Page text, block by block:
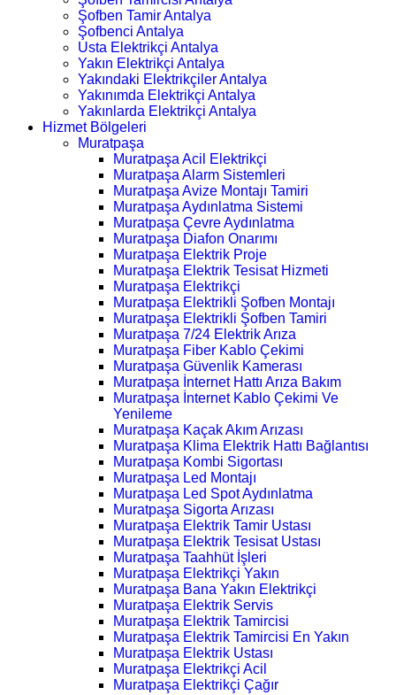
Şofben Tamir Antalya
Şofbenci Antalya
Usta Elektrikçi Antalya
Yakın Elektrikçi Antalya
Yakındaki Elektrikçiler Antalya
Yakınımda Elektrikçi Antalya
Yakınlarda Elektrikçi Antalya
Hizmet Bölgeleri
Muratpaşa
Muratpaşa Acil Elektrikçi
Muratpaşa Alarm Sistemleri
Muratpaşa Avize Montajı Tamiri
Muratpaşa Aydınlatma Sistemi
Muratpaşa Çevre Aydınlatma
Muratpaşa Diafon Onarımı
Muratpaşa Elektrik Proje
Muratpaşa Elektrik Tesisat Hizmeti
Muratpaşa Elektrikçi
Muratpaşa Elektrikli Şofben Montajı
Muratpaşa Elektrikli Şofben Tamiri
Muratpaşa 7/24 Elektrik Arıza
Muratpaşa Fiber Kablo Çekimi
Muratpaşa Güvenlik Kamerası
Muratpaşa İnternet Hattı Arıza Bakım
Muratpaşa İnternet Kablo Çekimi Ve
Yenileme
Muratpaşa Kaçak Akım Arızası
Muratpaşa Klima Elektrik Hattı Bağlantısı
Muratpaşa Kombi Sigortası
Muratpaşa Led Montajı
Muratpaşa Led Spot Aydınlatma
Muratpaşa Sigorta Arızası
Muratpaşa Elektrik Tamir Ustası
Muratpaşa Elektrik Tesisat Ustası
Muratpaşa Taahhüt İşleri
Muratpaşa Elektrikçi Yakın
Muratpaşa Bana Yakın Elektrikçi
Muratpaşa Elektrik Servis
Muratpaşa Elektrik Tamircisi
Muratpaşa Elektrik Tamircisi En Yakın
Muratpaşa Elektrik Ustası
Muratpaşa Elektrikçi Acil
Muratpaşa Elektrikçi Çağır